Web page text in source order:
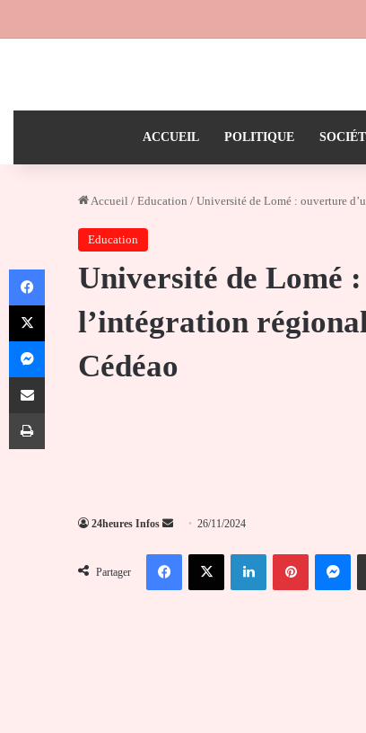
ACCUEIL POLITIQUE
Accueil / Education / Université de Lomé : ouverture
Education
Université de Lomé
l’intégration
Cédéao
24heures Infos
Envoyer
courriel
26/11/2024
Partager
FacebookX LinkedinPinterest
Facebook
X
Messenger
Partager par email